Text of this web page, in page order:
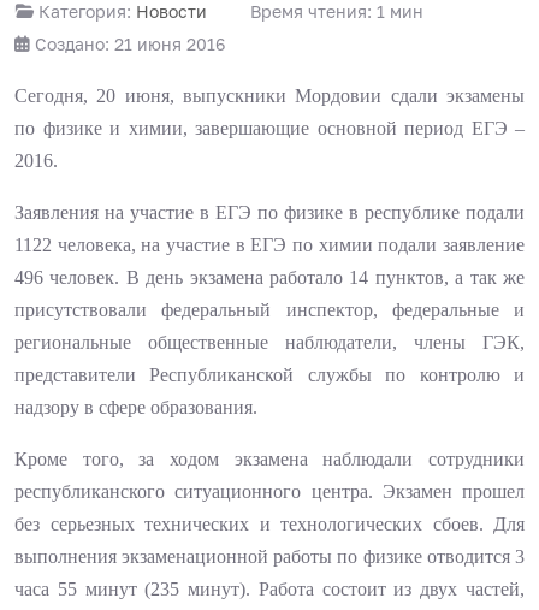
Категория: Новости
Время чтения: 1 мин
Создано: 21 июня 2016
Сегодня, 20 июня, выпускники Мордовии сдали экзамены
по физике и химии, завершающие основной период ЕГЭ –
2016.
Заявления на участие в ЕГЭ по физике в республике подали
1122 человека, на участие в ЕГЭ по химии подали заявление
496 человек. В день экзамена работало 14 пунктов, а так же
присутствовали федеральный инспектор, федеральные и
региональные общественные наблюдатели, члены ГЭК,
представители Республиканской службы по контролю и
надзору в сфере образования.
Кроме того, за ходом экзамена наблюдали сотрудники
республиканского ситуационного центра. Экзамен прошел
без серьезных технических и технологических сбоев. Для
выполнения экзаменационной работы по физике отводится 3
часа 55 минут (235 минут). Работа состоит из двух частей,